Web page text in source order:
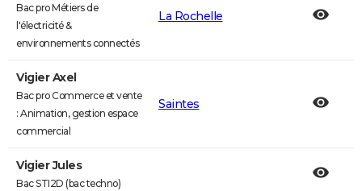
Bac pro Métiers de
l'électricité &
environnements connectés
La Rochelle
Vigier Axel
Bac pro Commerce et vente
: Animation, gestion espace
commercial
Saintes
Vigier Jules
Bac STI2D (bac techno)